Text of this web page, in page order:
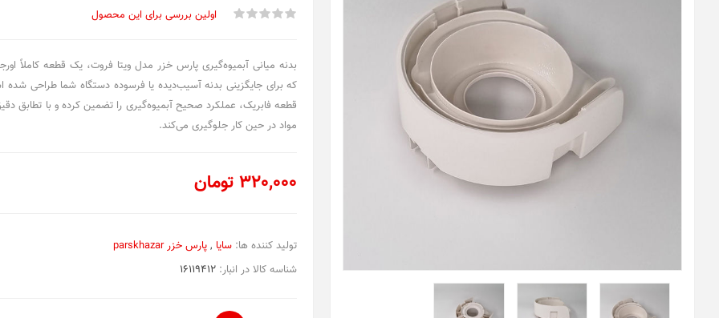
اولین بررسی برای این محصول
بدنه میانی آبمیوه‌گیری پارس خزر مدل ویتا فروت، یک قطعه کاملاً
که برای جایگزینی بدنه آسیب‌دیده یا فرسوده دستگاه شما طراحی شده
قطعه فابریک، عملکرد صحیح آبمیوه‌گیری را تضمین کرده و با تطابق
مواد در حین کار جلوگیری می‌کند.
320,000 تومان
تولید کننده ها: سایا , پارس خزر parskhazar
شناسه کالا در انبار: 16119412